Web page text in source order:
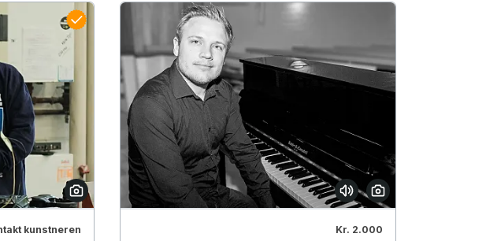
kunstneren Kr. 2.000